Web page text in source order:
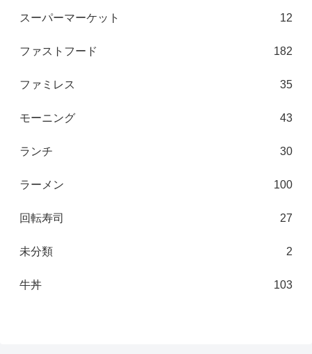
スーパーマーケット 12
ファストフード 182
ファミレス 35
モーニング 43
ランチ 30
ラーメン 100
回転寿司 27
未分類 2
牛丼 103